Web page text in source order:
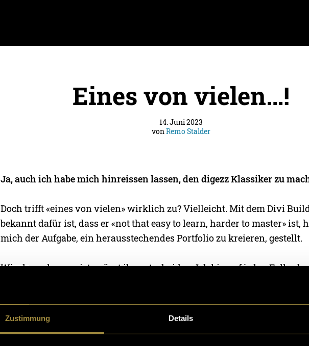
Zustimmung Details
Eines von vielen…!
14. Juni 2023
vonRemo Stalder
Ja, auch ich habe mich hinreissen lassen, den digezz Klassiker zu
Doch trifft «eines von vielen» wirklich zu? Vielleicht. Mit dem Divi
bekannt dafür ist, dass er «not that easy to learn, harder to master» ist,
mich der Aufgabe, ein herausstechendes Portfolio zu kreieren, gestellt.
Wie das gelungen ist, müsst ihr entscheiden. Ich bin auf jeden Fall